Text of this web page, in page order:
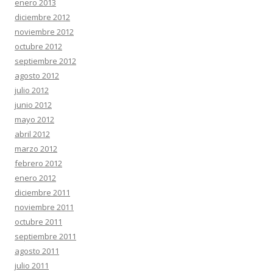
enero 2013
diciembre 2012
noviembre 2012
octubre 2012
septiembre 2012
agosto 2012
julio 2012
junio 2012
mayo 2012
abril 2012
marzo 2012
febrero 2012
enero 2012
diciembre 2011
noviembre 2011
octubre 2011
septiembre 2011
agosto 2011
julio 2011